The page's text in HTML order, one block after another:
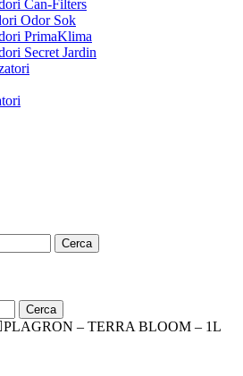
Can-Filters
Odor Sok
PrimaKlima
Secret Jardin
Cerca
Cerca
PLAGRON – TERRA BLOOM – 1L